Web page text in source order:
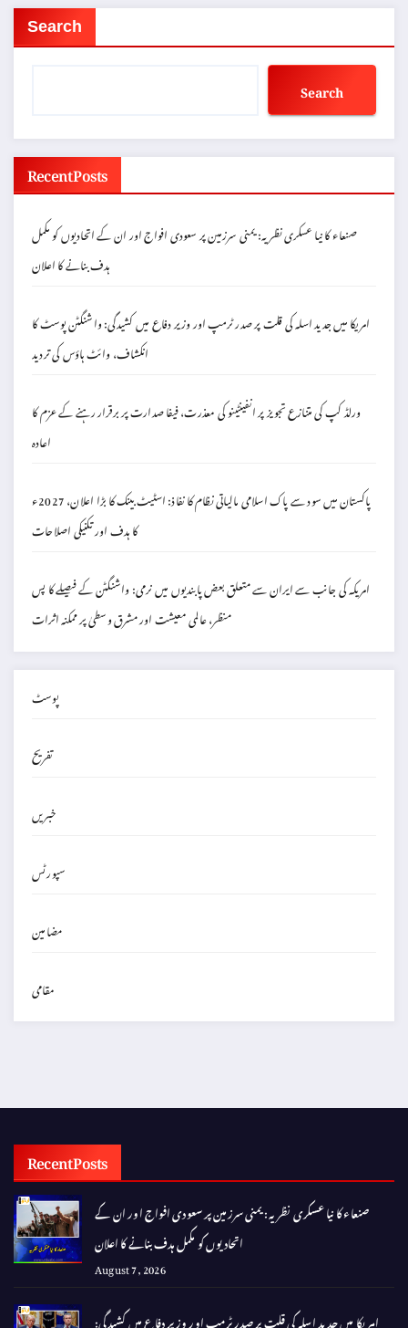
Search
Search
Recent Posts
صنعاء کا نیا عسکری نظریہ: یمنی سرزمین پر سعودی افواج اور ان کے اتحادیوں کو مکمل
ہدف بنانے کا اعلان
امریکا میں جدید اسلہ کی قلت پر صدر ٹرمپ اور وزیر دفاع میں کشیدگی: واشنگٹن پوسٹ کا
انکشاف، وائٹ ہاؤس کی تردید
ورلڈ کپ کی متنازع تجویز پر انفینٹینو کی معذرت، فیفا صدارت پر برقرار رہنے کے عزم کا
اعادہ
پاکستان میں سود سے پاک اسلامی مالیاتی نظام کا نفاذ: اسٹیٹ بینک کا بڑا اعلان، 2027ء
کا ہدف اور تکنیکی اصلاحات
امریکہ کی جانب سے ایران سے متعلق بعض پابندیوں میں نرمی: واشنگٹن کے فیصلے کا پس
منظر، عالمی معیشت اور مشرق وسطیٰ پر ممکنہ اثرات
پوسٹ
تفریح
خبریں
سپورٹس
مضامین
مقامی
Recent Posts
صنعاء کا نیا عسکری نظریہ: یمنی سرزمین پر سعودی افواج اور ان کے
اتحادیوں کو مکمل ہدف بنانے کا اعلان
August 7, 2026
امریکا میں جدید اسلہ کی قلت پر صدر ٹرمپ اور وزیر دفاع میں کشیدگی: